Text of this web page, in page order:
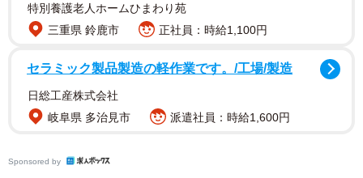
自分が影響を受けたと思う同年代の有名人・自身の還暦パーティーに呼
「自身が影響を受けたと思う同年代の有名人」と「自身の
還暦パーティーに呼びたいと思う同年代の有名人」のいず
293名）でした。
特別養護老人ホームひまわり苑
三重県 鈴鹿市
正社員：時給1,100円
セラミック製品製造の軽作業です。/工場/製造
日総工産株式会社
岐阜県 多治見市
派遣社員：時給1,600円
Sponsored by